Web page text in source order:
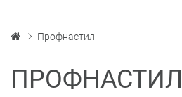
Профнастил
ПРОФНАСТИЛ